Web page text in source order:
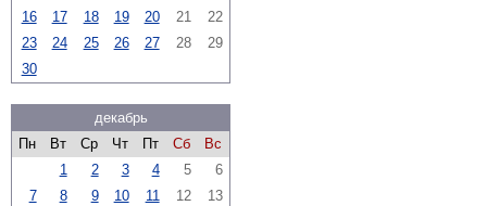
16
17 18 19 20 21
22
23
24 25 26 27 28
29
30
декабрь
Пн
Вт Ср Чт Пт Сб
Вс
1
2 3 4 5
6
7
8 9 10 11 12
13